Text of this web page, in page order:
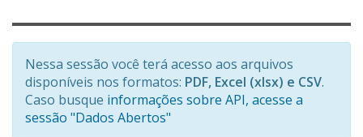
Nessa sessão você terá acesso aos arquivos
disponíveis nos formatos: PDF, Excel (xlsx) e CSV.
Caso busque informações sobre API, acesse a
sessão "Dados Abertos"